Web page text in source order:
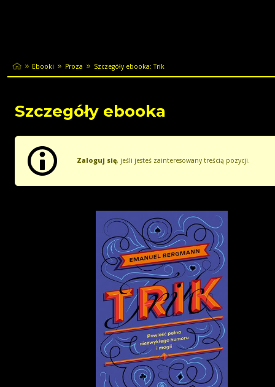
Ebooki Proza Szczegóły ebooka: Trik
Szczegóły ebooka
Zaloguj się, jeśli jesteś zainteresowany treścią pozycji.